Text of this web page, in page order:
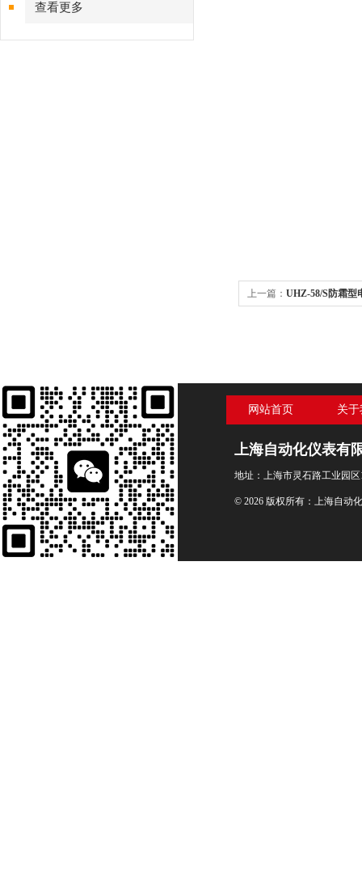
查看更多
上一篇： UHZ-58/S防霜型
网站首页 关
上海自动化仪表有
地址：上海市灵石路工业园区
© 2026 版权所有：上海自动